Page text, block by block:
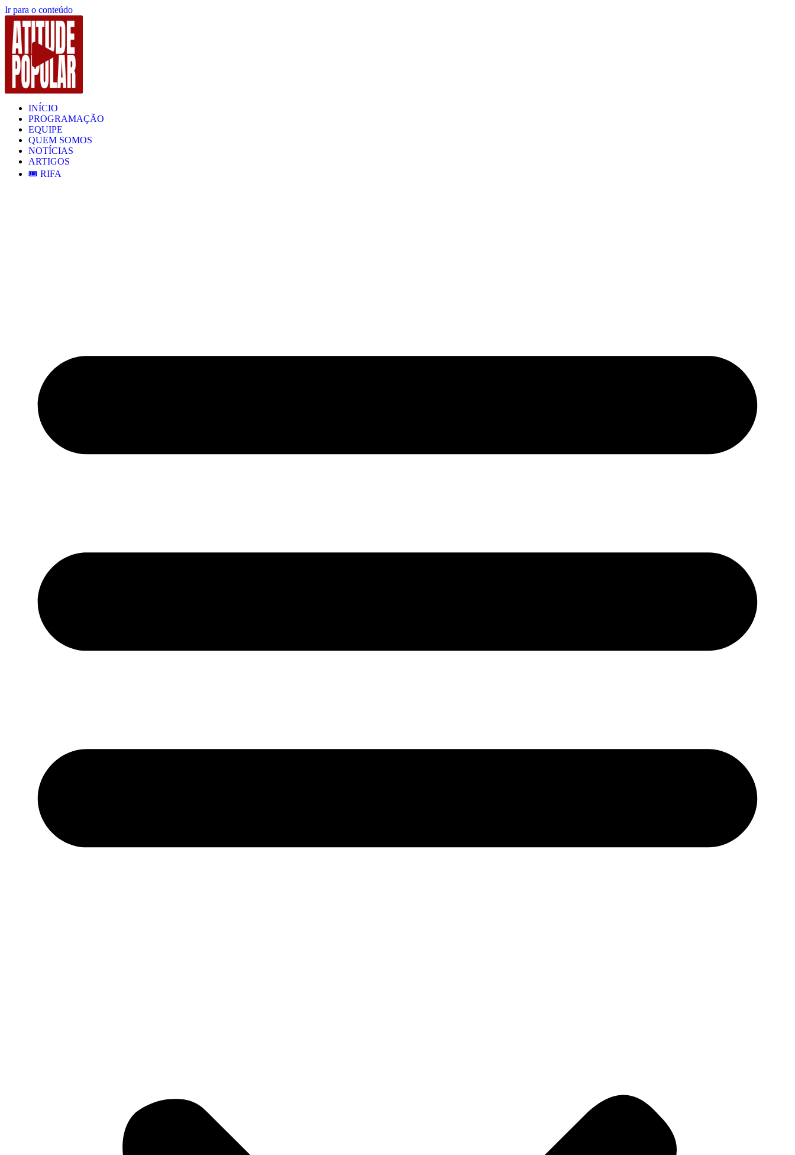
Ir para o conteúdo
INÍCIO
PROGRAMAÇÃO
EQUIPE
QUEM SOMOS
NOTÍCIAS
ARTIGOS
🎟️ RIFA